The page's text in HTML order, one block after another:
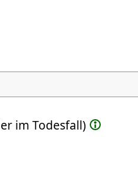
im Todesfall)